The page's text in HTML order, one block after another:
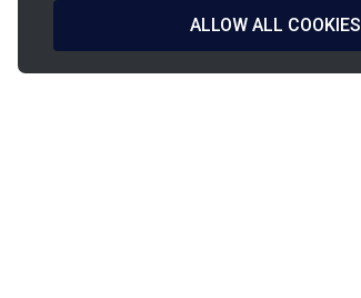
ALLOW ALL COOKIES